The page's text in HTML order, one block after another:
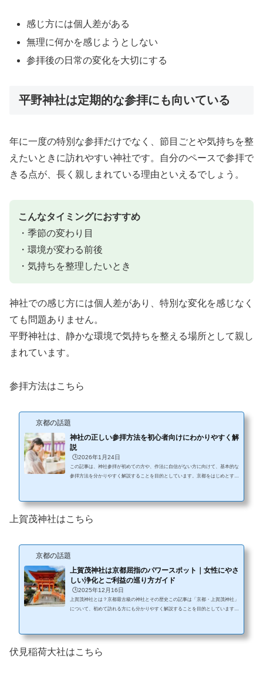
感じ方には個人差がある
無理に何かを感じようとしない
参拝後の日常の変化を大切にする
平野神社は定期的な参拝にも向いている
年に一度の特別な参拝だけでなく、節目ごとや気持ちを整
えたいときに訪れやすい神社です。自分のペースで参拝で
きる点が、長く親しまれている理由といえるでしょう。
こんなタイミングにおすすめ
・季節の変わり目
・環境が変わる前後
・気持ちを整理したいとき
神社での感じ方には個人差があり、特別な変化を感じなく
ても問題ありません。
平野神社は、静かな環境で気持ちを整える場所として親し
まれています。
参拝方法はこちら
京都の話題
神社の正しい参拝方法を初心者向けにわかりやすく解
説
🕒️2026年1月24日
この記事は、神社参拝が初めての方や、作法に自信がない方に向けて、基本的な
参拝方法を分かりやすく解説することを目的としています。京都をはじめとする
ることよりも、神様に敬意を持って参拝する気持ちです。ここでは、...
上賀茂神社はこちら
京都の話題
上賀茂神社は京都屈指のパワースポット｜女性にやさ
しい浄化とご利益の巡り方ガイド
🕒️2025年12月16日
上賀茂神社とは？京都最古級の神社とその歴史この記事は「京都・上賀茂神社」
について、初めて訪れる方にも分かりやすく解説することを目的としています。
ています。神社の名前にある「雷（いかづち）」は、✔ 強い生命力...
伏見稲荷大社はこちら